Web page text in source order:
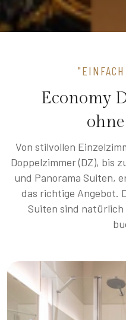
Economy
Von stilvollen
Doppelzimmer (DZ), bis
und Panorama Suiten,
das richtige Angebot.
Suiten sind